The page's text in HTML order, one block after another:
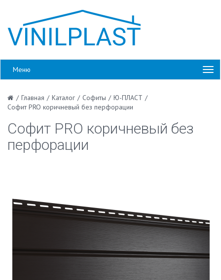
Меню
/ Главная / Каталог / Софиты / Ю-ПЛАСТ /
Софит PRO коричневый без перфорации
Софит PRO коричневый без
перфорации